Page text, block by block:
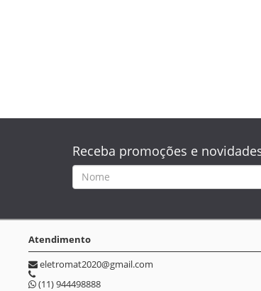
Receba promoções e
Atendimento
eletromat2020@gmail.com
(11) 944498888